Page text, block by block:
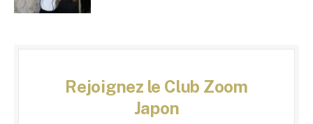
Rejoignez le Club Zoom
Japon